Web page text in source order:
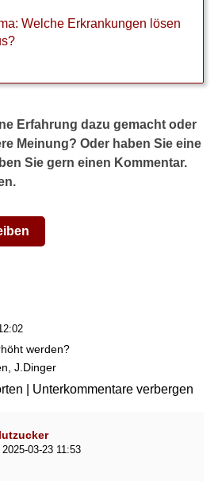
Welche Erkrankungen lösen
Erfahrung dazu gemacht oder
Meinung? Oder haben Sie eine
Sie gern einen Kommentar.
werden?
J.Dinger
Unterkommentare verbergen
2025-03-23 11:53